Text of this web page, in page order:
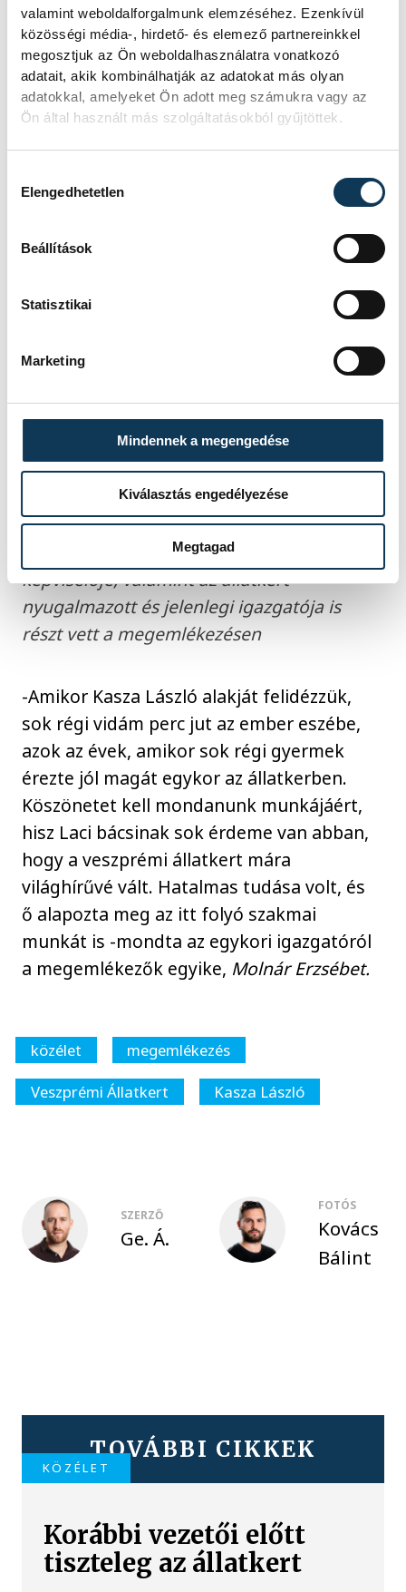
valamint weboldalforgalmunk elemzéséhez. Ezenkívül
közösségi média-, hirdető- és elemező partnereinkkel
megosztjuk az Ön weboldalhasználatra vonatkozó
adatait, akik kombinálhatják az adatokat más olyan
adatokkal, amelyeket Ön adott meg számukra vagy az
Ön által használt más szolgáltatásokból gyűjtöttek.
Elengedhetetlen
Beállítások
Statisztikai
Marketing
Mindennek a megengedése
Kiválasztás engedélyezése
Megtagad
gondoskodást.
Munkásságát számos nemzetközi és hazai
kitüntetéssel ismerték el, Veszprém városa
fennállásának 50. évfordulóját, 2008.
hangzott el a csütörtöki megemlékezésen.
A város polgármestere, országgyűlési
képviselője, valamint az állatkert
nyugalmazott és jelenlegi igazgatója is
részt vett a megemlékezésen
-Amikor Kasza László alakját felidézzük,
sok régi vidám perc jut az ember eszébe,
azok az évek, amikor sok régi gyermek
érezte jól magát egykor az állatkerben.
Köszönetet kell mondanunk munkájáért,
hisz Laci bácsinak sok érdeme van abban,
hogy a veszprémi állatkert mára
világhírűvé vált. Hatalmas tudása volt, és
ő alapozta meg az itt folyó szakmai
munkát is -mondta az egykori igazgatóról
a megemlékezők egyike, Molnár Erzsébet.
közélet
megemlékezés
Veszprémi Állatkert
Kasza László
SZERZŐ
Ge. Á.
FOTÓS
Kovács
Bálint
TOVÁBBI CIKKEK
KÖZÉLET
Korábbi vezetői előtt
tiszteleg az állatkert